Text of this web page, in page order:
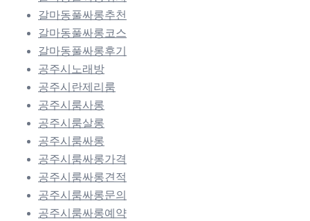
갈마동풀싸롱추천
갈마동풀싸롱코스
갈마동풀싸롱후기
공주시노래방
공주시란제리룸
공주시룸사롱
공주시룸살롱
공주시룸싸롱
공주시룸싸롱가격
공주시룸싸롱견적
공주시룸싸롱문의
공주시룸싸롱예약